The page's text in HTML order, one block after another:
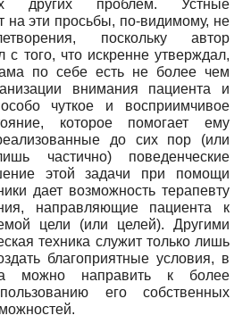
других проблем. Устные
на эти просьбы, по-видимому, не
поскольку автор
с того, что искренне утверждал,
по себе есть не более чем
внимания пациента и
чуткое и восприимчивое
которое помогает ему
до сих пор (или
частично) поведенческие
этой задачи при помощи
дает возможность терапевту
направляющие пациента к
цели (или целей). Другими
техника служит только лишь
благоприятные условия, в
можно направить к более
его собственных